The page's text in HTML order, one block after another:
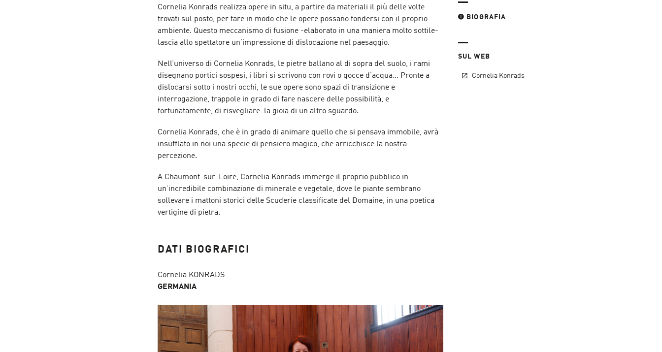
Cornelia Konrads realizza opere in situ, a partire da materiali il più delle volte
trovati sul posto, per fare in modo che le opere possano fondersi con il proprio
ambiente. Questo meccanismo di fusione -elaborato in una maniera molto sottile-
lascia allo spettatore un’impressione di dislocazione nel paesaggio.
Nell’universo di Cornelia Konrads, le pietre ballano al di sopra del suolo, i rami
disegnano portici sospesi, i libri si scrivono con rovi o gocce d’acqua… Pronte a
dislocarsi sotto i nostri occhi, le sue opere sono spazi di transizione e
interrogazione, trappole in grado di fare nascere delle possibilità, e
fortunatamente, di risvegliare la gioia di un altro sguardo.
Cornelia Konrads, che è in grado di animare quello che si pensava immobile, avrà
insufflato in noi una specie di pensiero magico, che arricchisce la nostra
percezione.
A Chaumont-sur-Loire, Cornelia Konrads immerge il proprio pubblico in
un’incredibile combinazione di minerale e vegetale, dove le piante sembrano
sollevare i mattoni storici delle Scuderie classificate del Domaine, in una poetica
vertigine di pietra.
DATI BIOGRAFICI
Cornelia KONRADS
GERMANIA
BIOGRAFIA
SUL WEB
Cornelia Konrads